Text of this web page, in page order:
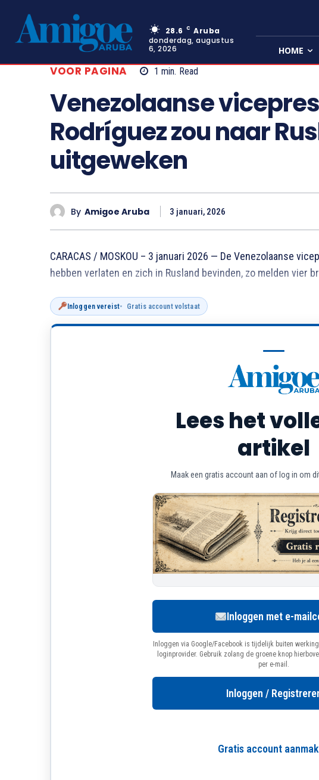
28.6 C Aruba
donderdag, augustus
6, 2026
HOME
VOOR PAGINA 1 min. Read
Venezolaanse
Rodríguez zou naar
uitgeweken
By Amigoe Aruba 3 januari, 2026
CARACAS / MOSKOU – 3 januari 2026 — De Venezolaanse
hebben verlaten en zich in Rusland bevinden, zo melden vier
Inloggen vereist Gratis account volstaat
Lees het
artikel
Maak een gratis account aan of log in om
Inloggen met e-
Inloggen via Google/Facebook is tijdelijk buiten
loginprovider. Gebruik zolang de groene knop
per e-mail.
Inloggen /
Gratis account